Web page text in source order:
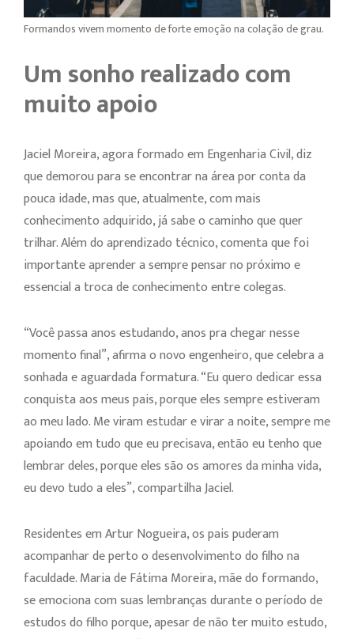
Formandos vivem momento de forte emoção na colação de grau.
Um sonho realizado com
muito apoio
Jaciel Moreira, agora formado em Engenharia Civil, diz
que demorou para se encontrar na área por conta da
pouca idade, mas que, atualmente, com mais
conhecimento adquirido, já sabe o caminho que quer
trilhar. Além do aprendizado técnico, comenta que foi
importante aprender a sempre pensar no próximo e
essencial a troca de conhecimento entre colegas.
“Você passa anos estudando, anos pra chegar nesse
momento final”, afirma o novo engenheiro, que celebra a
sonhada e aguardada formatura. “Eu quero dedicar essa
conquista aos meus pais, porque eles sempre estiveram
ao meu lado. Me viram estudar e virar a noite, sempre me
apoiando em tudo que eu precisava, então eu tenho que
lembrar deles, porque eles são os amores da minha vida,
eu devo tudo a eles”, compartilha Jaciel.
Residentes em Artur Nogueira, os pais puderam
acompanhar de perto o desenvolvimento do filho na
faculdade. Maria de Fátima Moreira, mãe do formando,
se emociona com suas lembranças durante o período de
estudos do filho porque, apesar de não ter muito estudo,